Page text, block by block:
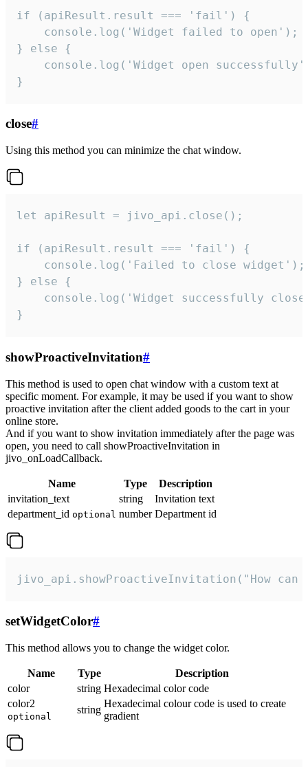
if (apiResult.result === 'fail') {
    console.log('Widget failed to open');
} else {
console.log('Widget open
}
close#
Using this method you can minimize the chat window.
let apiResult = jivo_api.close();
if (apiResult.result === 'fail') {
    console.log('Failed to close widget');
} else {
console.log('Widget successfully
}
showProactiveInvitation#
This method is used to open chat window with a custom text at
specific moment. For example, it may be used if you want to show
proactive invitation after the client added goods to the cart in your
online store.
And if you want to show invitation immediately after the page was
open, you need to call showProactiveInvitation in
jivo_onLoadCallback.
Name Type
Description
invitation_text
string
Invitation text
department_id optional number Department id
jivo_api.showProactiveInvitation("How
setWidgetColor#
This method allows you to change the widget color.
Name Type
Description
color
string Hexadecimal color code
color2
optional
string
Hexadecimal colour code is used to create
gradient